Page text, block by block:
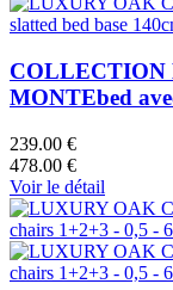
COLLECTION
MONTEbed
239.00 €
478.00 €
Voir le détail